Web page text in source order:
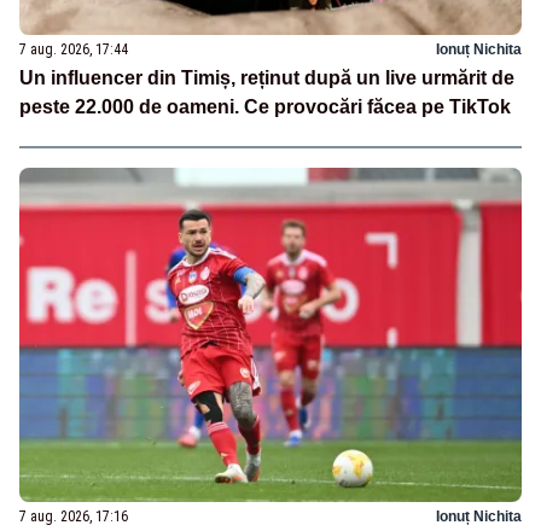
7 aug. 2026, 17:44 Ionuț Nichita
Un influencer din Timiș, reținut după un live urmărit de
peste 22.000 de oameni. Ce provocări făcea pe TikTok
7 aug. 2026, 17:16 Ionuț Nichita